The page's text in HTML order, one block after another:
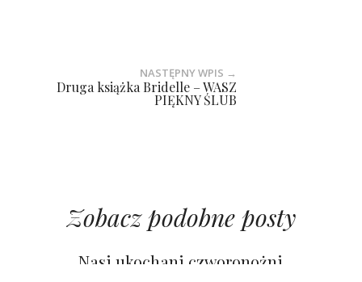
NASTĘPNY WPIS →
Druga książka Bridelle – WASZ
PIĘKNY ŚLUB
Zobacz podobne posty
Nasi ukochani czworonożni